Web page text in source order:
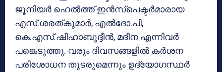
ജൂനിയര്‍ ഹെല്‍ത്ത് ഇന്‍സ്‌പെക്ടര്‍മാരായ
എസ്.ശരത്കുമാര്‍, എല്‍ദോ.പി,
കെ.എസ്.ഷീഹാബുദ്ദീന്‍, മദീന എന്നിവര്‍
പങ്കെടുത്തു. വരും ദിവസങ്ങളില്‍ കര്‍ശന
പരിശോധന തുടരുമെന്നും ഉദ്യോഗസ്ഥര്‍